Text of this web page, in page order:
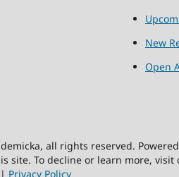
New
Open
all rights reserved.
site. To decline or learn more,
Privacy Policy